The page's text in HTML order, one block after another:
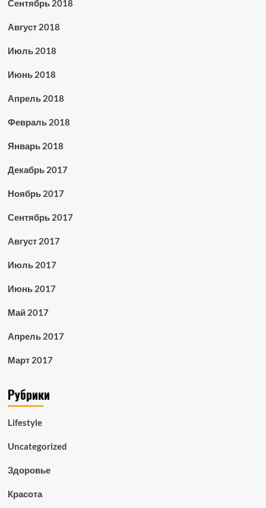
Сентябрь 2018
Август 2018
Июль 2018
Июнь 2018
Апрель 2018
Февраль 2018
Январь 2018
Декабрь 2017
Ноябрь 2017
Сентябрь 2017
Август 2017
Июль 2017
Июнь 2017
Май 2017
Апрель 2017
Март 2017
Рубрики
Lifestyle
Uncategorized
Здоровье
Красота